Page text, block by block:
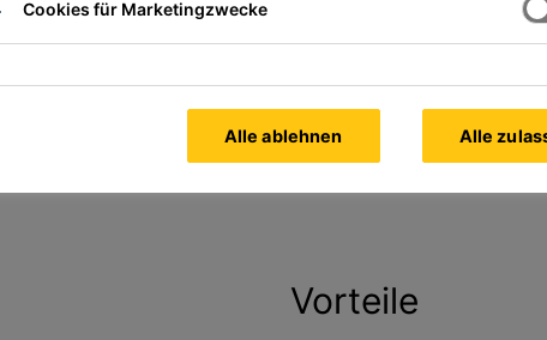
anzeigen
Vorteile
Cookies für Marketingzwecke
Alle ablehnen Alle